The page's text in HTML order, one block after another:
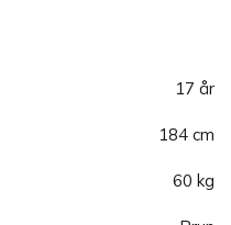
17 år
184 cm
60 kg